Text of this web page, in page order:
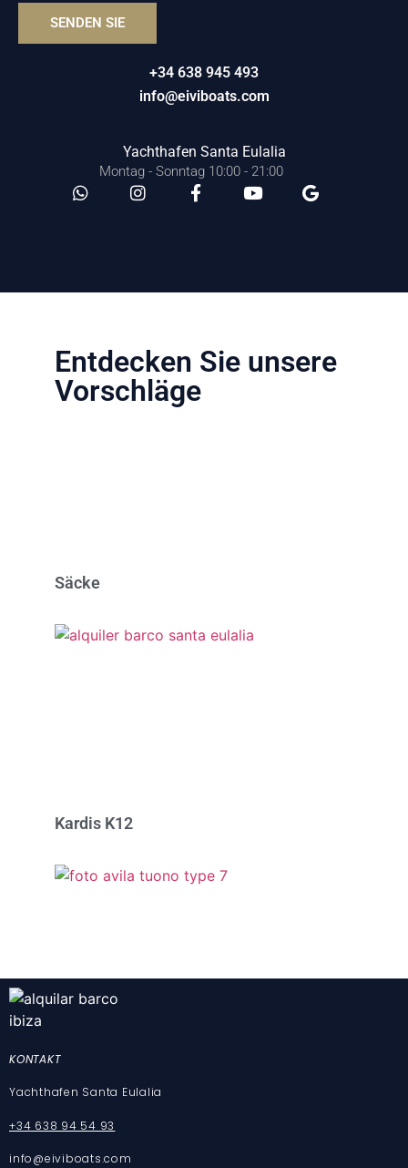
SENDEN SIE
+34 638 945 493
info@eiviboats.com
Yachthafen Santa Eulalia
Montag - Sonntag 10:00 - 21:00
Entdecken Sie unsere
Vorschläge
Säcke
Kardis K12
Avila Tuono Typ 7
KONTAKT
Yachthafen Santa Eulalia
+34 638 94 54 93
info@eiviboats.com